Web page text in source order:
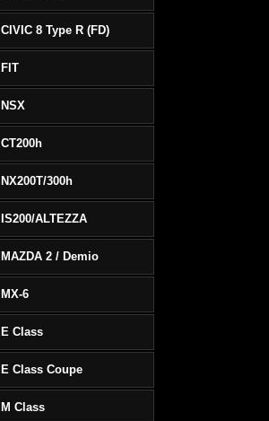
CIVIC 8 Type R (FD)
FIT
NSX
CT200h
NX200T/300h
IS200/ALTEZZA
MAZDA 2 / Demio
MX-6
E Class
E Class Coupe
M Class